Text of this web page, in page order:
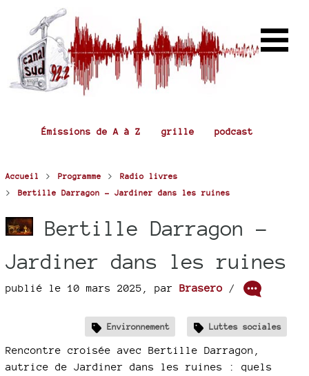
Émissions de A à Z grille podcast
Accueil > Programme > Radio livres
> Bertille Darragon - Jardiner dans les ruines
Bertille Darragon -
Jardiner dans les ruines
publié le 10 mars 2025 par Brasero /
Environnement Luttes sociales
Rencontre croisée avec Bertille Darragon,
autrice de Jardiner dans les ruines : quels